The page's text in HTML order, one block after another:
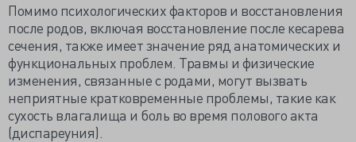
Помимо психологических факторов и восстановления
после родов, включая восстановление после кесарева
сечения, также имеет значение ряд анатомических и
функциональных проблем. Травмы и физические
изменения, связанные с родами, могут вызвать
неприятные кратковременные проблемы, такие как
сухость влагалища и боль во время полового акта
(диспареуния).